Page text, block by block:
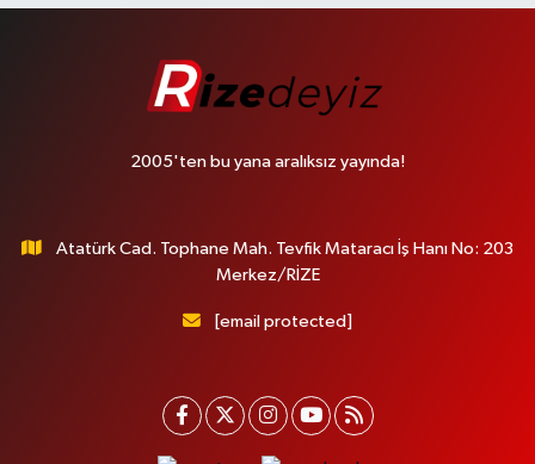
2005'ten bu yana aralıksız yayında!
Atatürk Cad. Tophane Mah. Tevfik Mataracı İş Hanı No: 203
Merkez/RİZE
[email protected]